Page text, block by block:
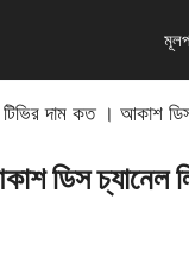
দাম কত । আকাশ
ডিস